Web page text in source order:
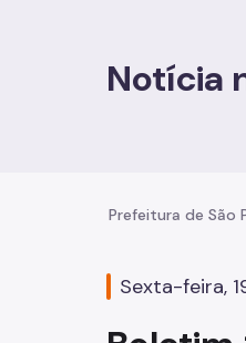
Notícia
Prefeitura de São
Sexta-feira,